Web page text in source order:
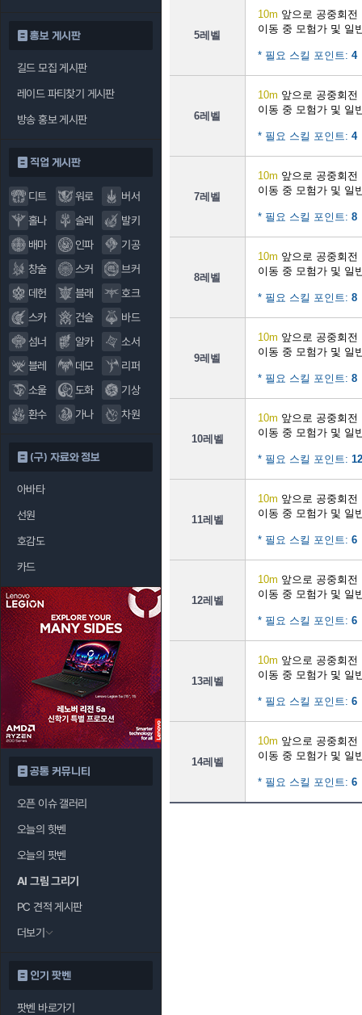
홍보 게시판
길드 모집 게시판
레이드 파티찾기 게시판
방송 홍보 게시판
직업 게시판
디트 워로
버서
홀나
슬레
발키
배마
인파
기공
창술
스커
브커
데헌
블래
호크
스카
건슬
바드
섬너
알카
소서
블레
데모
리퍼
소울
도화
기상
환수
가나 차원
(구) 자료와 정보
아바타
선원
호감도
카드
공통 커뮤니티
오픈 이슈 갤러리
오늘의 핫벤
오늘의 팟벤
AI 그림 그리기
PC 견적 게시판
더보기
인기 팟벤
팟벤 바로가기
5레벨
10m 앞으로 공중회
이동 중 모험가 및 일
* 필요 스킬 포인트: 4
6레벨
10m 앞으로 공중회
이동 중 모험가 및 일
* 필요 스킬 포인트: 4
7레벨
10m 앞으로 공중회
이동 중 모험가 및 일
* 필요 스킬 포인트: 8
8레벨
10m 앞으로 공중회
이동 중 모험가 및 일
* 필요 스킬 포인트: 8
9레벨
10m 앞으로 공중회
이동 중 모험가 및 일
* 필요 스킬 포인트: 8
10레벨
10m 앞으로 공중회
이동 중 모험가 및 일
* 필요 스킬 포인트: 12
11레벨
10m 앞으로 공중회
이동 중 모험가 및 일
* 필요 스킬 포인트: 6
12레벨
10m 앞으로 공중회
이동 중 모험가 및 일
* 필요 스킬 포인트: 6
13레벨
10m 앞으로 공중회
이동 중 모험가 및 일
* 필요 스킬 포인트: 6
14레벨
10m 앞으로 공중회
이동 중 모험가 및 일
* 필요 스킬 포인트: 6